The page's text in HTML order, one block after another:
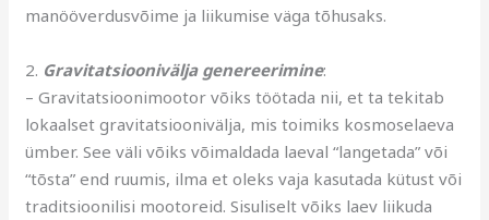
manööverdusvõime ja liikumise väga tõhusaks.
2. Gravitatsioonivälja genereerimine:
– Gravitatsioonimootor võiks töötada nii, et ta tekitab
lokaalset gravitatsioonivälja, mis toimiks kosmoselaeva
ümber. See väli võiks võimaldada laeval “langetada” või
“tõsta” end ruumis, ilma et oleks vaja kasutada kütust või
traditsioonilisi mootoreid. Sisuliselt võiks laev liikuda